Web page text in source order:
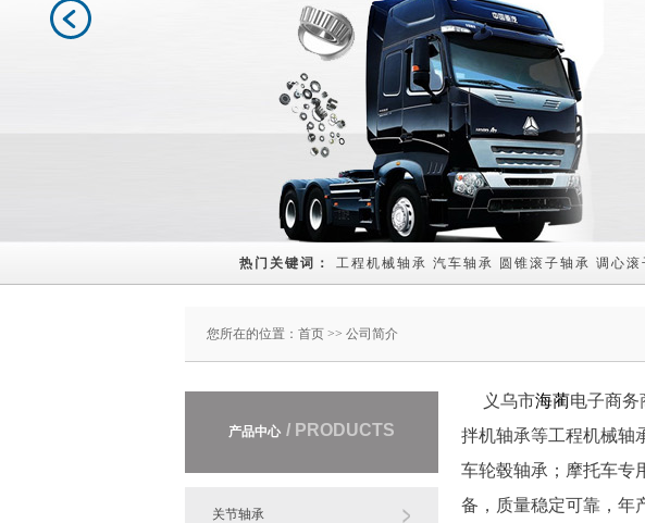
热门关键词： 工程机械轴承 汽车轴承 圆锥滚子轴承 调心滚
您所在的位置： 首页 >> 公司简介
产品中心 / PRODUCTS
关节轴承
义乌市海蔺电子商务
拌机轴承等工程机械轴
车轮毂轴承；摩托车专
备，质量稳定可靠，年